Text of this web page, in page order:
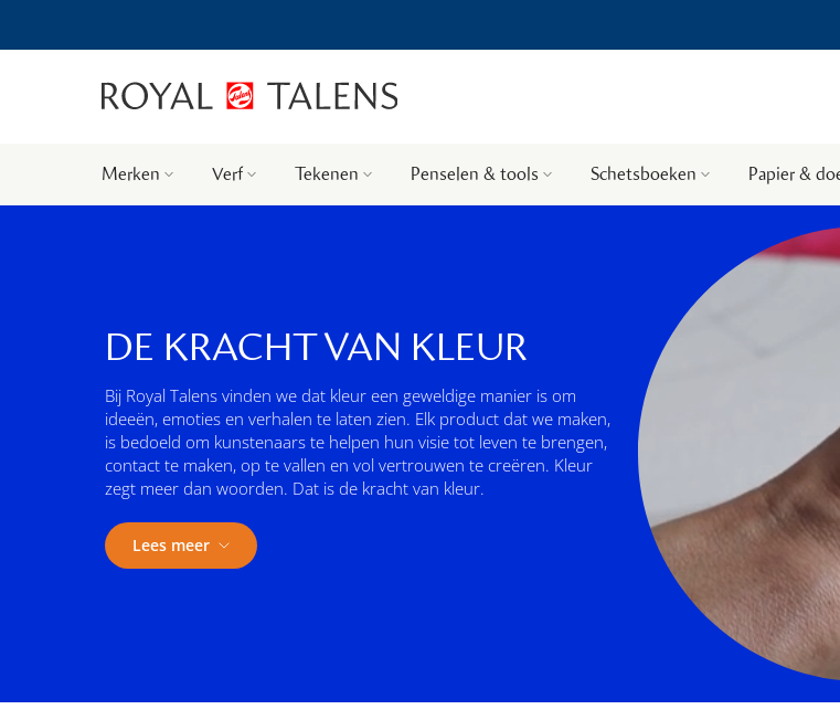
Merken Verf Tekenen Penselen & tools Schetsboeken Papier &
DE KRACHT VAN KLEUR
Bij Royal Talens vinden we dat kleur een geweldige manier is om
ideeën, emoties en verhalen te laten zien. Elk product dat we maken,
is bedoeld om kunstenaars te helpen hun visie tot leven te brengen,
contact te maken, op te vallen en vol vertrouwen te creëren. Kleur
zegt meer dan woorden. Dat is de kracht van kleur.
Lees meer